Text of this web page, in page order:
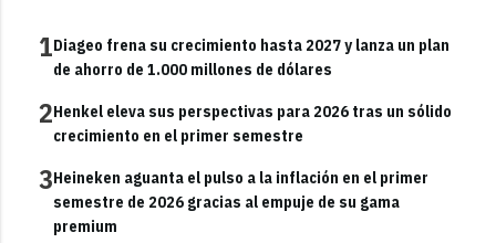
1Diageo frena su crecimiento hasta 2027 y lanza un plan
de ahorro de 1.000 millones de dólares
2Henkel eleva sus perspectivas para 2026 tras un sólido
crecimiento en el primer semestre
3Heineken aguanta el pulso a la inflación en el primer
semestre de 2026 gracias al empuje de su gama
premium